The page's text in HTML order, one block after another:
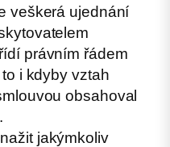
veškerá ujednání
právním řádem
i kdyby vztah
obsahoval
jakýmkoliv